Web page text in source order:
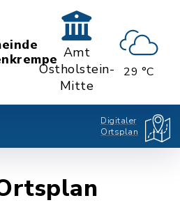
Amt
Ostholstein-
Mitte
29 °C
Digitaler
Ortsplan